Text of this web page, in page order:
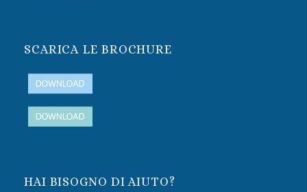
SCARICA LE BROCHURE
HAI BISOGNO DI AIUTO?